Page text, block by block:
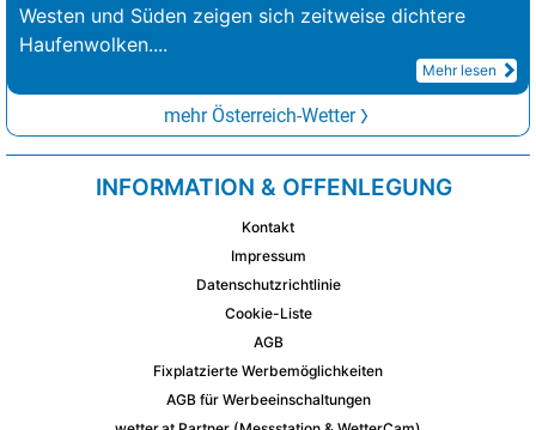
Westen und Süden zeigen sich zeitweise dichtere
Haufenwolken....
Mehr lesen
mehr Österreich-Wetter
INFORMATION & OFFENLEGUNG
Kontakt
Impressum
Datenschutzrichtlinie
Cookie-Liste
AGB
Fixplatzierte Werbemöglichkeiten
AGB für Werbeeinschaltungen